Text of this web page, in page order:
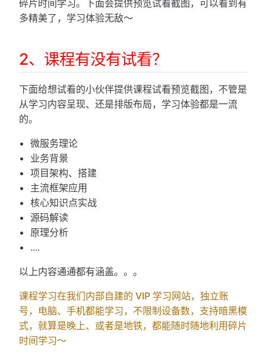
碎片时间学习。下面会提供预览试看截图，可以看到有
多精美了，学习体验无敌～
2、课程有没有试看？
下面给想试看的小伙伴提供课程试看预览截图，不管是
从学习内容呈现、还是排版布局，学习体验都是一流
的。
微服务理论
业务背景
项目架构、搭建
主流框架应用
核心知识点实战
源码解读
原理分析
....
以上内容通通都有涵盖。。。
课程学习在我们内部自建的 VIP 学习网站， 独立账
号，电脑、手机都能学习，不限制设备数，支持暗黑模
式，就算是晚上、或者是地铁，都能随时随地利用碎片
时间学习～